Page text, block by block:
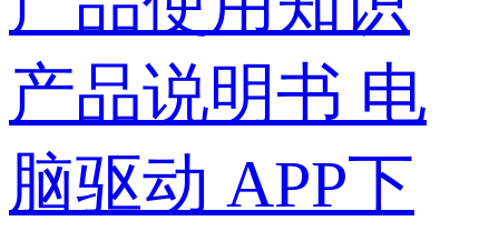
产品说明书 电
脑驱动 APP下